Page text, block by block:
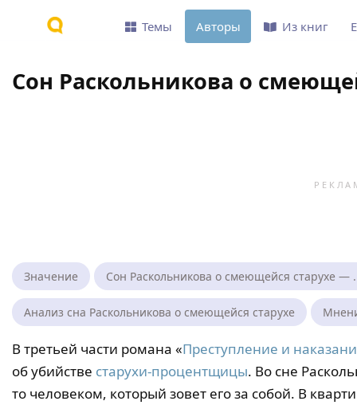
Сон Раскольникова о
Значение Сон Раскольникова о смеющейся старухе —
Анализ сна Раскольникова о смеющейся старухе
В третьей части романа «Преступление и
об убийстве старухи-процентщицы. Во сне
то человеком, который зовет его за собой. В
Темы Авторы Из книг